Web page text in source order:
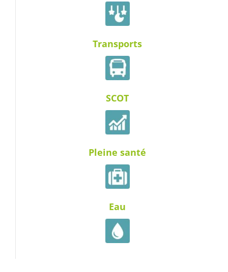
Transports
SCOT
Pleine santé
Eau